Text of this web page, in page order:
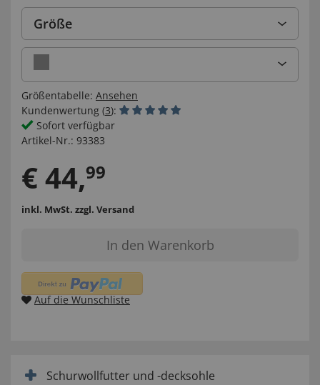
Größe
Größentabelle: Ansehen
Kundenwertung (3):
Sofort verfügbar
Artikel-Nr.: 93383
€44,99
inkl. MwSt. zzgl. Versand
In den Warenkorb
Auf die Wunschliste
Schurwollfutter und -decksohle